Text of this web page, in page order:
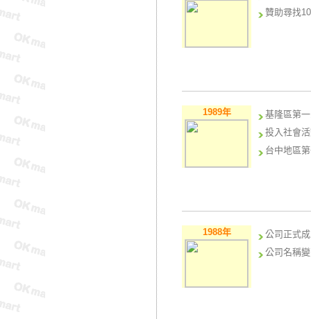
贊助尋找
1989年
基隆區第
投入社會
台中地區
1988年
公司正式
公司名稱